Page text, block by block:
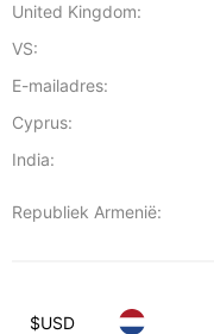
United Kingdom:
VS:
E-mailadres:
Cyprus:
India:
Republiek Armenië:
$USD